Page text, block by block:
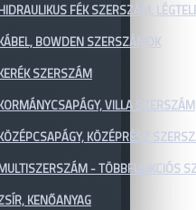
FÉK SZERSZÁM,
BOWDEN SZERSZÁMOK
SZERSZÁM
VILLA SZERSZÁM
KÖZÉPRÉSZ
- TÖBBFUNKCIÓS
KENŐANYAG